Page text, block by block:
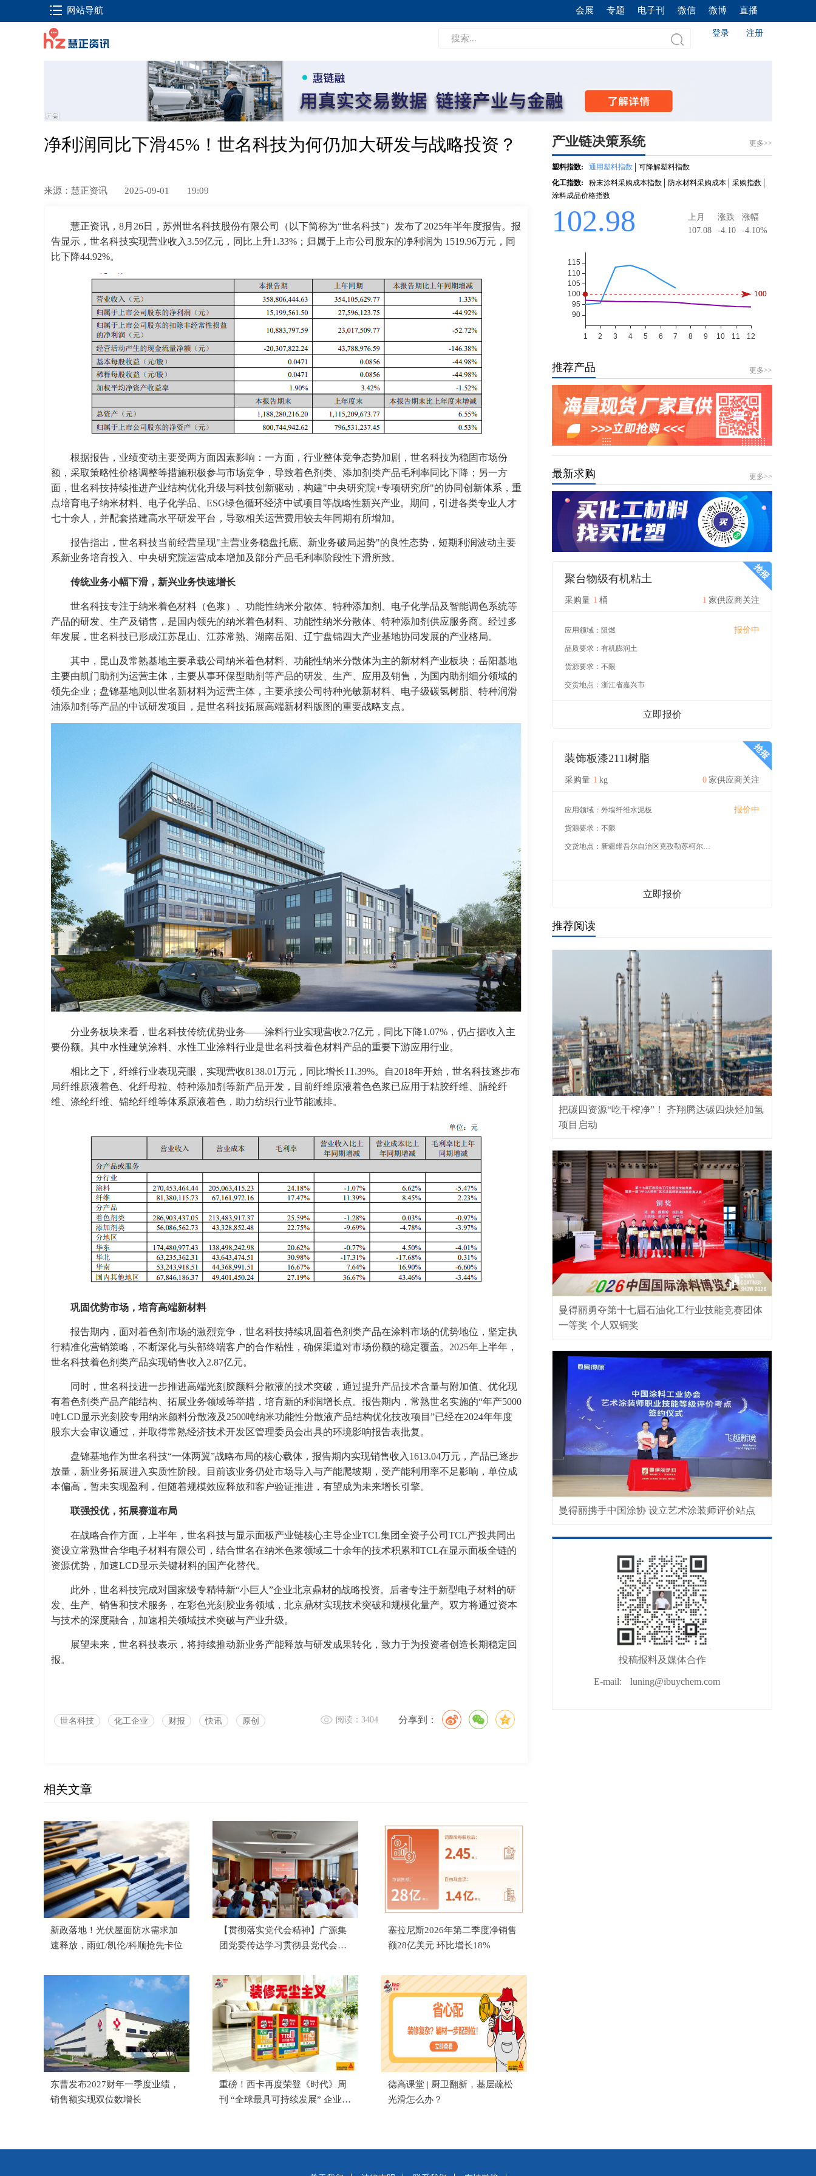
网站导航 会展 专题 电子刊 微信 微博 直播
登录 注册
净利润同比下滑45%！世名科技为何仍加大研发与战略投资？
来源：慧正资讯 2025-09-01 19:09
慧正资讯，8月26日，苏州世名科技股份有限公司（以下简称为“世名科技”）发布了2025年半年度报告。报
告显示，世名科技实现营业收入3.59亿元，同比上升1.33%；归属于上市公司股东的净利润为 1519.96万元，同
比下降44.92%。
根据报告，业绩变动主要受两方面因素影响：一方面，行业整体竞争态势加剧，世名科技为稳固市场份
额，采取策略性价格调整等措施积极参与市场竞争，导致着色剂类、添加剂类产品毛利率同比下降；另一方
面，世名科技持续推进产业结构优化升级与科技创新驱动，构建"中央研究院+专项研究所"的协同创新体系，重
点培育电子纳米材料、电子化学品、ESG绿色循环经济中试项目等战略性新兴产业。期间，引进各类专业人才
七十余人，并配套搭建高水平研发平台，导致相关运营费用较去年同期有所增加。
报告指出，世名科技当前经营呈现"主营业务稳盘托底、新业务破局起势"的良性态势，短期利润波动主要
系新业务培育投入、中央研究院运营成本增加及部分产品毛利率阶段性下滑所致。
传统业务小幅下滑，新兴业务快速增长
世名科技专注于纳米着色材料（色浆）、功能性纳米分散体、特种添加剂、电子化学品及智能调色系统等
产品的研发、生产及销售，是国内领先的纳米着色材料、功能性纳米分散体、特种添加剂供应服务商。经过多
年发展，世名科技已形成江苏昆山、江苏常熟、湖南岳阳、辽宁盘锦四大产业基地协同发展的产业格局。
其中，昆山及常熟基地主要承载公司纳米着色材料、功能性纳米分散体为主的新材料产业板块；岳阳基地
主要由凯门助剂为运营主体，主要从事环保型助剂等产品的研发、生产、应用及销售，为国内助剂细分领域的
领先企业；盘锦基地则以世名新材料为运营主体，主要承接公司特种光敏新材料、电子级碳氢树脂、特种润滑
油添加剂等产品的中试研发项目，是世名科技拓展高端新材料版图的重要战略支点。
分业务板块来看，世名科技传统优势业务——涂料行业实现营收2.7亿元，同比下降1.07%，仍占据收入主
要份额。其中水性建筑涂料、水性工业涂料行业是世名科技着色材料产品的重要下游应用行业。
相比之下，纤维行业表现亮眼，实现营收8138.01万元，同比增长11.39%。自2018年开始，世名科技逐步布
局纤维原液着色、化纤母粒、特种添加剂等新产品开发，目前纤维原液着色色浆已应用于粘胶纤维、腈纶纤
维、涤纶纤维、锦纶纤维等体系原液着色，助力纺织行业节能减排。
巩固优势市场，培育高端新材料
报告期内，面对着色剂市场的激烈竞争，世名科技持续巩固着色剂类产品在涂料市场的优势地位，坚定执
行精准化营销策略，不断深化与头部终端客户的合作粘性，确保渠道对市场份额的稳定覆盖。2025年上半年，
世名科技着色剂类产品实现销售收入2.87亿元。
同时，世名科技进一步推进高端光刻胶颜料分散液的技术突破，通过提升产品技术含量与附加值、优化现
有着色剂类产品产能结构、拓展业务领域等举措，培育新的利润增长点。报告期内，常熟世名实施的“年产5000
吨LCD显示光刻胶专用纳米颜料分散液及2500吨纳米功能性分散液产品结构优化技改项目”已经在2024年年度
股东大会审议通过，并取得常熟经济技术开发区管理委员会出具的环境影响报告表批复。
盘锦基地作为世名科技“一体两翼”战略布局的核心载体，报告期内实现销售收入1613.04万元，产品已逐步
放量，新业务拓展进入实质性阶段。目前该业务仍处市场导入与产能爬坡期，受产能利用率不足影响，单位成
本偏高，暂未实现盈利，但随着规模效应释放和客户验证推进，有望成为未来增长引擎。
联强投优，拓展赛道布局
在战略合作方面，上半年，世名科技与显示面板产业链核心主导企业TCL集团全资子公司TCL产投共同出
资设立常熟世合华电子材料有限公司，结合世名在纳米色浆领域二十余年的技术积累和TCL在显示面板全链的
资源优势，加速LCD显示关键材料的国产化替代。
此外，世名科技完成对国家级专精特新“小巨人”企业北京鼎材的战略投资。后者专注于新型电子材料的研
发、生产、销售和技术服务，在彩色光刻胶业务领域，北京鼎材实现技术突破和规模化量产。双方将通过资本
与技术的深度融合，加速相关领域技术突破与产业升级。
展望未来，世名科技表示，将持续推动新业务产能释放与研发成果转化，致力于为投资者创造长期稳定回
报。
世名科技 化工企业 财报 快讯 原创 阅读：3404 分享到：
相关文章
新政落地！光伏屋面防水需求加
速释放，雨虹/凯伦/科顺抢先卡位
【贯彻落实党代会精神】广源集
团党委传达学习贯彻县党代会精
塞拉尼斯2026年第二季度净销售
额28亿美元 环比增长18%
东曹发布2027财年一季度业绩，
销售额实现双位数增长
重磅！西卡再度荣登《时代》周
刊 “全球最具可持续发展” 企业榜
德高课堂 | 厨卫翻新，基层疏松
光滑怎么办？
推荐产品 更多>>
最新求购 更多>>
聚台物级有机粘土
采购量 1 桶 1 家供应商关注
应用领域： 阻燃 报价中
品质要求： 有机膨润土
货源要求： 不限
交货地点： 浙江省嘉兴市
立即报价
装饰板漆211l树脂
采购量 1 kg 0 家供应商关注
应用领域： 外墙纤维水泥板 报价中
货源要求： 不限
交货地点： 新疆维吾尔自治区克孜勒苏柯尔克孜自治州
立即报价
推荐阅读
把碳四资源“吃干榨净”！ 齐翔腾达碳四炔烃加氢
项目启动
曼得丽勇夺第十七届石油化工行业技能竞赛团体
一等奖 个人双铜奖
曼得丽携手中国涂协 设立艺术涂装师评价站点
投稿报料及媒体合作
E-mail: luning@ibuychem.com